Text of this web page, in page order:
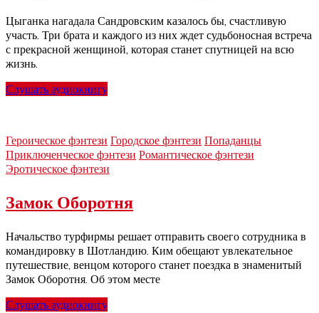
Цыганка нагадала Сандровским казалось бы, счастливую
участь. Три брата и каждого из них ждет судьбоносная встреча
с прекрасной женщиной, которая станет спутницей на всю
жизнь.
Слушать аудиокнигу
Героическое фэнтези Городское фэнтези Попаданцы
Приключенческое фэнтези Романтическое фэнтези
Эротическое фэнтези
Замок Оборотня
Начальство турфирмы решает отправить своего сотрудника в
командировку в Шотландию. Ким обещают увлекательное
путешествие, венцом которого станет поездка в знаменитый
Замок Оборотня. Об этом месте
Слушать аудиокнигу